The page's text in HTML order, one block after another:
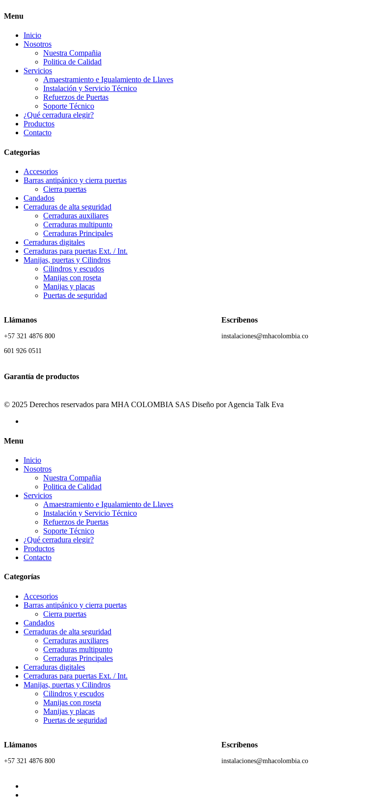
Menu
Inicio
Nosotros
Nuestra Compañia
Politica de Calidad
Servicios
Amaestramiento e Igualamiento de Llaves
Instalación y Servicio Técnico
Refuerzos de Puertas
Soporte Técnico
¿Qué cerradura elegir?
Productos
Contacto
Categorias
Accesorios
Barras antipánico y cierra puertas
Cierra puertas
Candados
Cerraduras de alta seguridad
Cerraduras auxiliares
Cerraduras multipunto
Cerraduras Principales
Cerraduras digitales
Cerraduras para puertas Ext. / Int.
Manijas, puertas y Cilindros
Cilindros y escudos
Manijas con roseta
Manijas y placas
Puertas de seguridad
Llámanos
+57 321 4876 800
601 926 0511
Escríbenos
instalaciones@mhacolombia.co
Garantía de productos
© 2025 Derechos reservados para MHA COLOMBIA SAS Diseño por Agencia Talk Eva
Menu
Inicio
Nosotros
Nuestra Compañia
Politica de Calidad
Servicios
Amaestramiento e Igualamiento de Llaves
Instalación y Servicio Técnico
Refuerzos de Puertas
Soporte Técnico
¿Qué cerradura elegir?
Productos
Contacto
Categorías
Accesorios
Barras antipánico y cierra puertas
Cierra puertas
Candados
Cerraduras de alta seguridad
Cerraduras auxiliares
Cerraduras multipunto
Cerraduras Principales
Cerraduras digitales
Cerraduras para puertas Ext. / Int.
Manijas, puertas y Cilindros
Cilindros y escudos
Manijas con roseta
Manijas y placas
Puertas de seguridad
Llámanos
+57 321 4876 800
Escríbenos
instalaciones@mhacolombia.co